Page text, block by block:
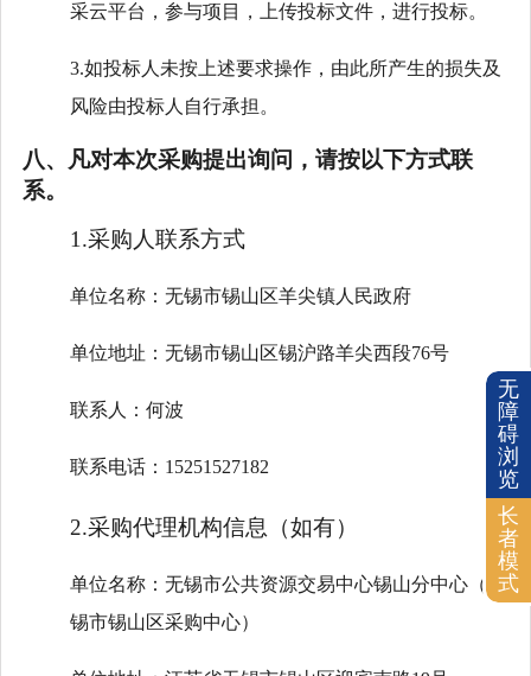
采云平台，参与项目，上传投标文件，进行投标。
3.如投标人未按上述要求操作，由此所产生的损失及
风险由投标人自行承担。
八、凡对本次采购提出询问，请按以下方式联
系。
1.采购人联系方式
单位名称：无锡市锡山区羊尖镇人民政府
单位地址：无锡市锡山区锡沪路羊尖西段76号
联系人：何波
联系电话：15251527182
2.采购代理机构信息（如有）
单位名称：无锡市公共资源交易中心锡山分中心（无
锡市锡山区采购中心）
无
障
碍
浏
览
长
者
模
式